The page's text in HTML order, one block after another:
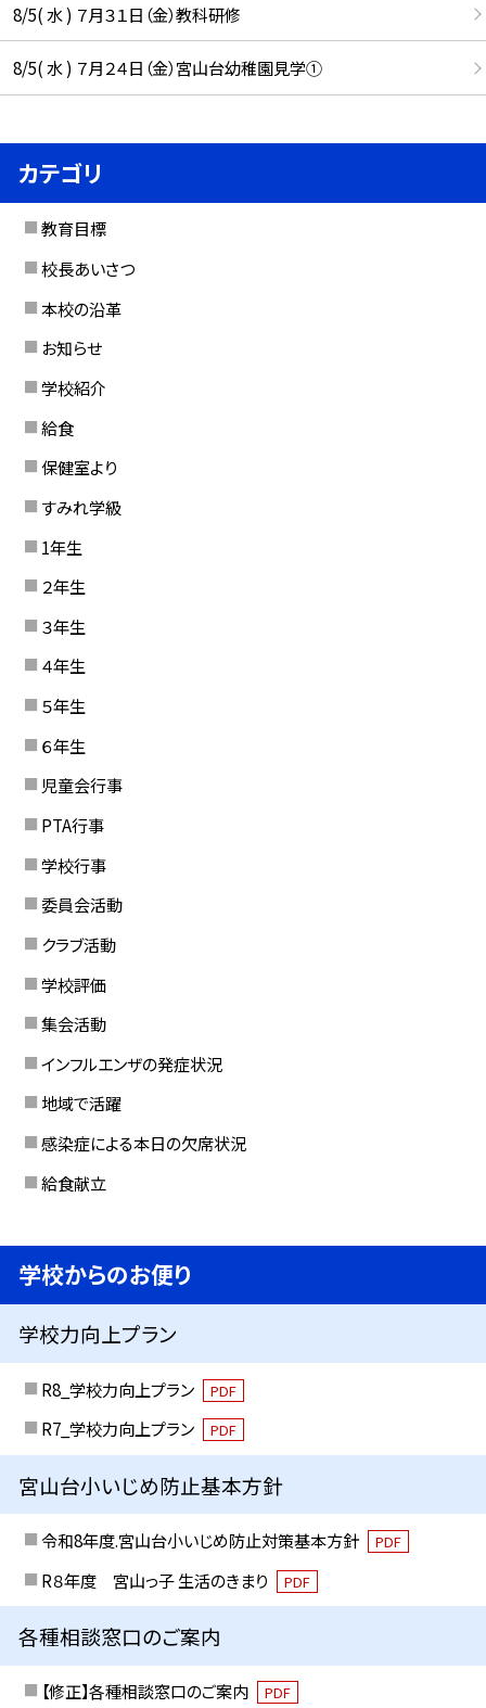
8/5( 水 ) ７月３１日（金）教科研修
8/5( 水 ) ７月２４日（金）宮山台幼稚園見学①
カテゴリ
教育目標
校長あいさつ
本校の沿革
お知らせ
学校紹介
給食
保健室より
すみれ学級
1年生
２年生
３年生
４年生
５年生
６年生
児童会行事
PTA行事
学校行事
委員会活動
クラブ活動
学校評価
集会活動
インフルエンザの発症状況
地域で活躍
感染症による本日の欠席状況
給食献立
学校からのお便り
学校力向上プラン
R8_学校力向上プラン PDF
R7_学校力向上プラン PDF
宮山台小いじめ防止基本方針
令和8年度.宮山台小いじめ防止対策基本方針 PDF
R８年度 宮山っ子 生活のきまり PDF
各種相談窓口のご案内
【修正】各種相談窓口のご案内 PDF